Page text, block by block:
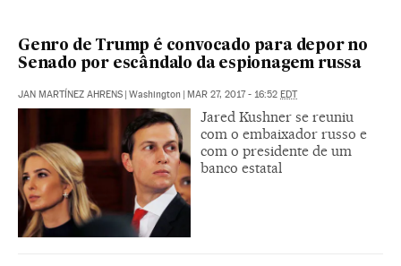
Genro de Trump é convocado para depor no
Senado por escândalo da espionagem russa
JAN MARTÍNEZ AHRENS | Washington | MAR 27, 2017 - 16:52 EDT
Jared Kushner se reuniu
com o embaixador russo e
com o presidente de um
banco estatal